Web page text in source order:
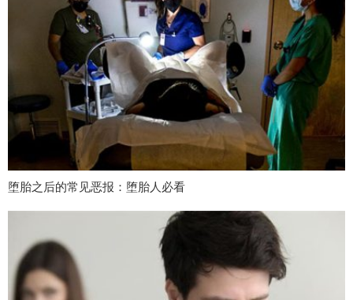
堕胎之后的常见恶报：堕胎人必看